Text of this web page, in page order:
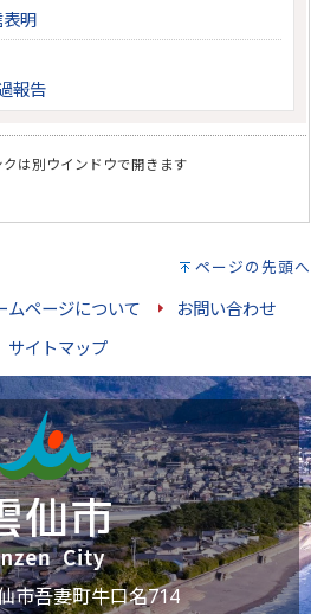
明
報告
は別ウインドウで開きます
ページの先頭へ
ムページについて
お問い合わせ
サイトマップ
市吾妻町牛口名714